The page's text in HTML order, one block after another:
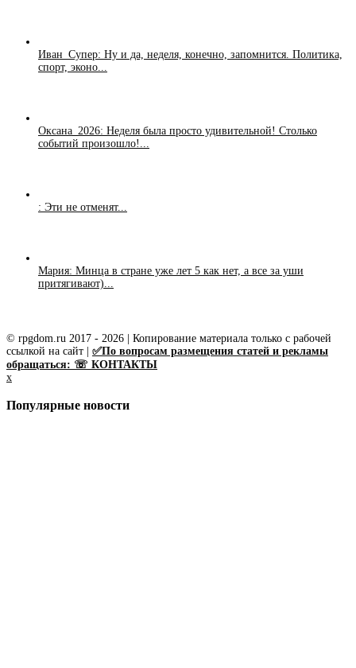
Иван_Супер: Ну и да, неделя, конечно, запомнится. Политика,
спорт, эконо...
Оксана_2026: Неделя была просто удивительной! Столько
событий произошло!...
: Эти не отменят...
Мария: Минца в стране уже лет 5 как нет, а все за уши
притягивают)...
© rpgdom.ru 2017 - 2026 | Копирование материала только с рабочей
ссылкой на сайт | ✅По вопросам размещения статей и рекламы
обращаться: ☏ КОНТАКТЫ
x
Популярные новости